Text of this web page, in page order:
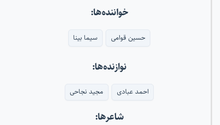
خواننده‌ها:
حسین قوامی سیما بینا
نوازنده‌ها:
احمد عبادی مجید نجاحی
شاعرها: